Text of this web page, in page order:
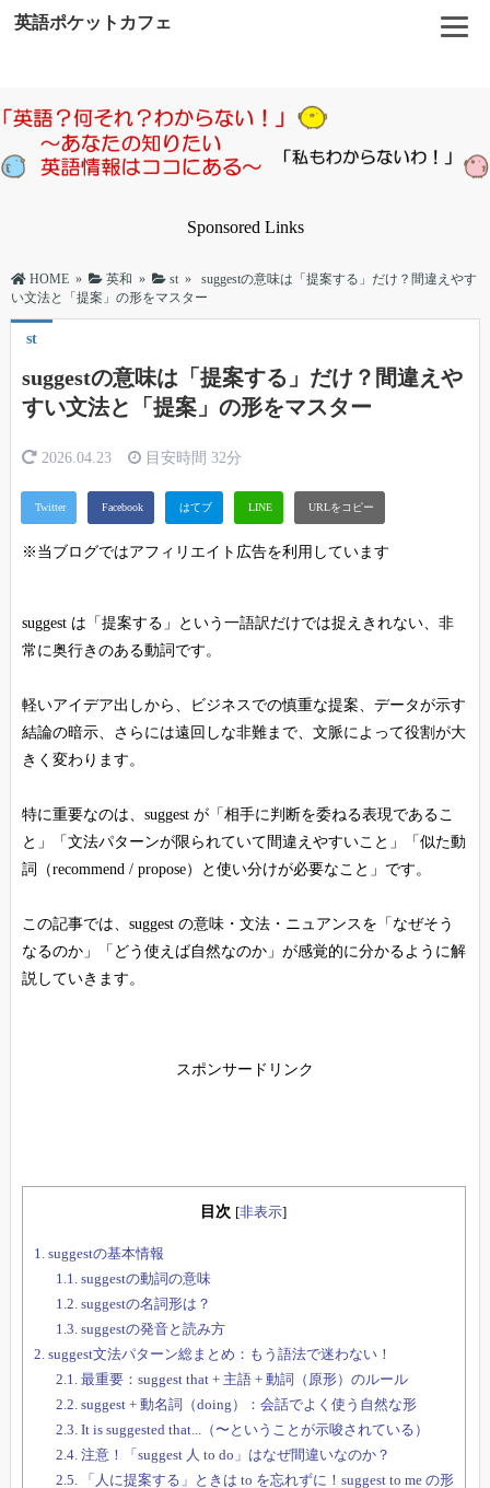
英語ポケットカフェ
Sponsored Links
HOME » 英和 » st »
suggestの意味は「提案する」だけ？間違えやす
い文法と「提案」の形をマスター
st
suggestの意味は「提案する」だけ？間違えや
すい文法と「提案」の形をマスター
2026.04.23 目安時間 32分
※当ブログではアフィリエイト広告を利用しています
suggest は「提案する」という一語訳だけでは捉えきれない、非
常に奥行きのある動詞です。
軽いアイデア出しから、ビジネスでの慎重な提案、データが示す
結論の暗示、さらには遠回しな非難まで、文脈によって役割が大
きく変わります。
特に重要なのは、suggest が「相手に判断を委ねる表現であるこ
と」「文法パターンが限られていて間違えやすいこと」「似た動
詞（recommend / propose）と使い分けが必要なこと」です。
この記事では、suggest の意味・文法・ニュアンスを「なぜそう
なるのか」「どう使えば自然なのか」が感覚的に分かるように解
説していきます。
スポンサードリンク
目次 [非表示]
1. suggestの基本情報
1.1. suggestの動詞の意味
1.2. suggestの名詞形は？
1.3. suggestの発音と読み方
2. suggest文法パターン総まとめ：もう語法で迷わない！
2.1. 最重要：suggest that + 主語 + 動詞（原形）のルール
2.2. suggest + 動名詞（doing）：会話でよく使う自然な形
2.3. It is suggested that...（〜ということが示唆されている）
2.4. 注意！「suggest 人 to do」はなぜ間違いなのか？
2.5.
「人に提案する」ときは to を忘れずに！suggest to me の形